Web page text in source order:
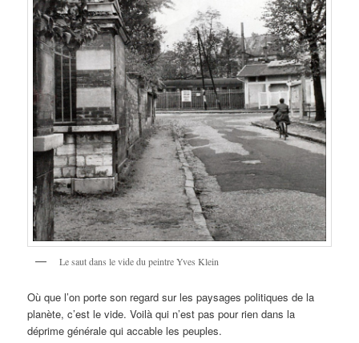
Le saut dans le vide du peintre Yves Klein
Où que l’on porte son regard sur les paysages politiques de la
planète, c’est le vide. Voilà qui n’est pas pour rien dans la
déprime générale qui accable les peuples.